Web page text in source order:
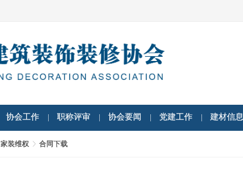
协会工作 职称评审 协会要闻 党建工作 建材信
家装维权 合同下载